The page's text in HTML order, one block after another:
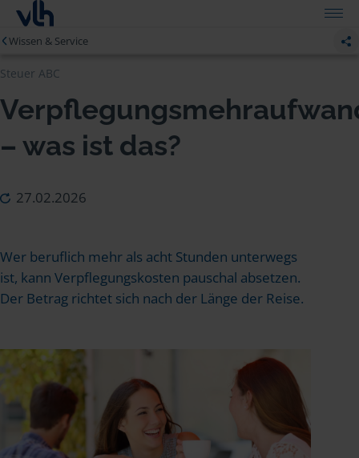
Wissen & Service
Steuer ABC
– was ist das?
27.02.2026
Wer beruflich mehr als acht Stunden unterwegs
ist, kann Verpflegungskosten pauschal absetzen.
Der Betrag richtet sich nach der Länge der Reise.